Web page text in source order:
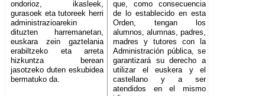
ondorioz, ikasleek,
gurasoek eta tutoreek herri
administrazioarekin
dituzten harremanetan,
euskara zein gaztelania
erabiltzeko eta arreta
hizkuntza berean
jasotzeko duten eskubidea
bermatuko da.
que, como consecuencia
de lo establecido en esta
Orden, tengan los
alumnos, alumnas, padres,
madres y tutores con la
Administración pública, se
garantizará su derecho a
utilizar el euskera y el
castellano y a ser
atendidos en el mismo